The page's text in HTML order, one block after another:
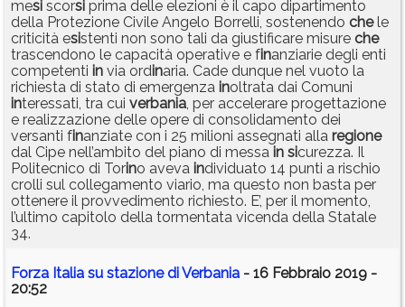
mesi scorsi prima delle elezioni è il capo dipartimento
della Protezione Civile Angelo Borrelli, sostenendo chele
criticità esistenti non sono tali da giustificare misure che
trascendono le capacità operative e finanziarie degli enti
competenti in via ordinaria. Cade dunque nel vuoto la
richiesta di stato di emergenza inoltrata dai Comuni
interessati, tra cui verbania, per accelerare progettazione
e realizzazione delle opere di consolidamento dei
versanti finanziate con i 25 milioni assegnati alla regione
dal Cipe nell’ambito del piano di messa in sicurezza. Il
Politecnico di Torino aveva individuato 14 punti a rischio
crolli sul collegamento viario, ma questo non basta per
ottenere il provvedimento richiesto. E’, per il momento,
l’ultimo capitolo della tormentata vicenda della Statale
34.
Forza Italia su stazione di Verbania - 16 Febbraio 2019 -
20:52